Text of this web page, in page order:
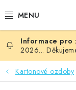
na
NOVINKY
HURÁ DÍLNA
2026...
Kartonové ozdoby